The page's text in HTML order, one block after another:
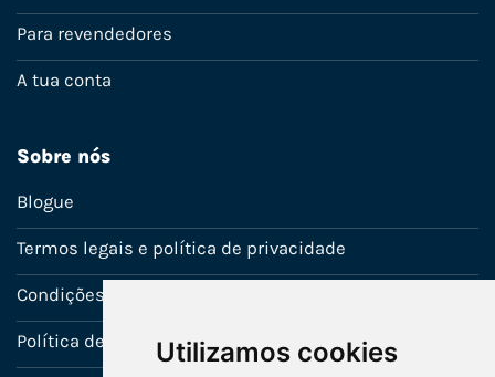
Utilizamos cookies
Para revendedores
A tua conta
Sobre nós
Blogue
Termos legais e política de privacidade
Condições de venda
Política de Garantia